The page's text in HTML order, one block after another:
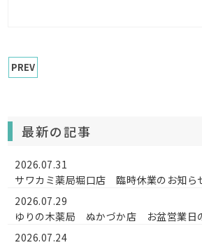
PREV
最新の記事
2026.07.31
サワカミ薬局堀口店 臨時休業のお知ら
2026.07.29
ゆりの木薬局 ぬかづか店 お盆営業日
2026.07.24